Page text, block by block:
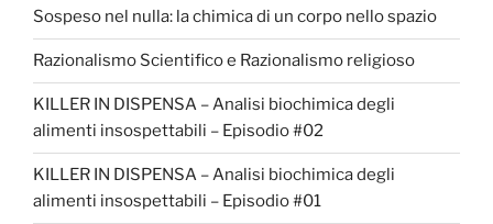
Sospeso nel nulla: la chimica di un corpo nello spazio
Razionalismo Scientifico e Razionalismo religioso
KILLER IN DISPENSA – Analisi biochimica degli
alimenti insospettabili – Episodio #02
KILLER IN DISPENSA – Analisi biochimica degli
alimenti insospettabili – Episodio #01